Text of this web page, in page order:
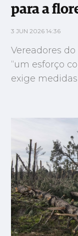
para a
3 JUN 2026 14:36
Vereadores
“um esforço
exige medidas